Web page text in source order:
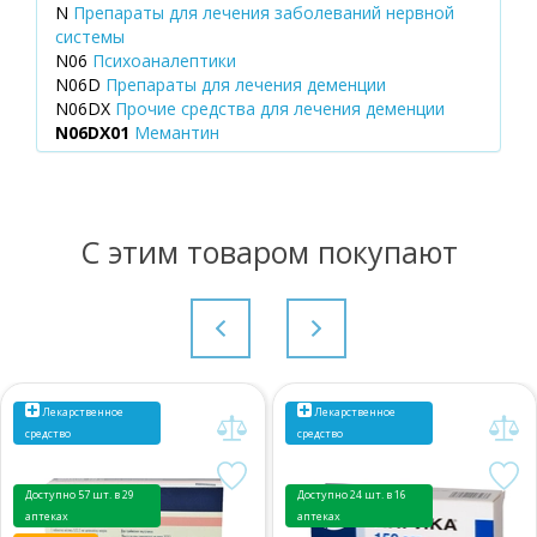
N Препараты для лечения заболеваний нервной
системы
N06 Психоаналептики
N06D Препараты для лечения деменции
N06DX Прочие средства для лечения деменции
N06DX01 Мемантин
С этим товаром покупают
Лекарственное
средство
Доступно 57 шт. в 29
аптеках
Лекарственное
средство
Доступно 24 шт. в 16
аптеках